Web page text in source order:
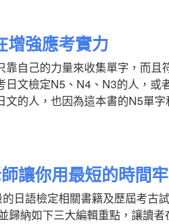
量
增強應考實力
靠自己的力量來收集單字，而
文檢定N5、N4、N3的人，或
的人，也因為這本書的N5單字
讓你用最短的時間
日語檢定相關書籍及歷屆考古
納如下三大編輯重點，讓讀